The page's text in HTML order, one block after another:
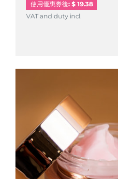
使用優惠券後: $ 19.38
VAT and duty incl.
VAT and duty incl.